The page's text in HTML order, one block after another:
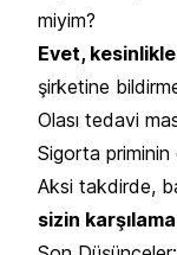
miyim?
Evet,
şirketine
Olası tedavi
Sigorta priminin
Aksi takdirde,
sizin